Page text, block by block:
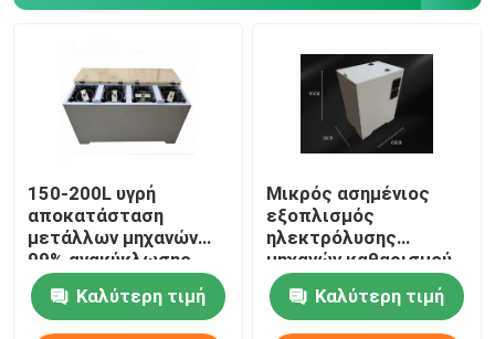
150-200L υγρή
αποκατάσταση
μετάλλων μηχανών
99% ανακύκλωσης
πολύτιμων μετάλλων
από το απόβλητο
ύδωρ
Καλύτερη τιμή
Μικρός ασημένιος
εξοπλισμός
ηλεκτρόλυσης
μηχανών καθαρισμού
99,99% εύκολος να
λειτουργήσει την
απόδειξη διαρροών
Καλύτερη τιμή